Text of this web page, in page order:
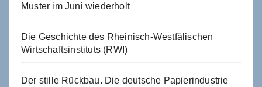
Muster im Juni wiederholt
Die Geschichte des Rheinisch-Westfälischen
Wirtschaftsinstituts (RWI)
Der stille Rückbau. Die deutsche Papierindustrie